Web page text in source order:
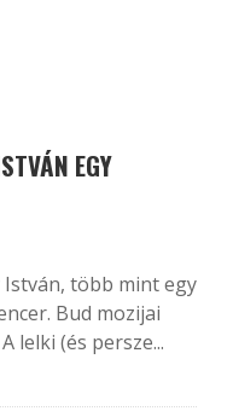
EGY
több mint egy
Bud mozijai
lelki (és persze...